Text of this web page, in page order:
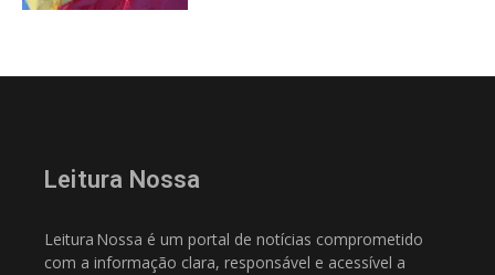
Leitura Nossa
Leitura Nossa é um portal de notícias comprometido
com a informação clara, responsável e acessível a